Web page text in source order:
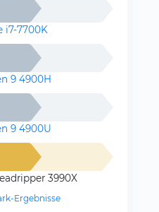
i7-7700K
9 4900H
9 4900U
3990X
Ergebnisse